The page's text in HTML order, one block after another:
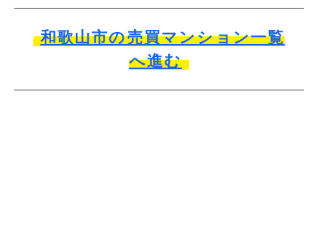
和歌山市の売買マンション一覧
へ進む